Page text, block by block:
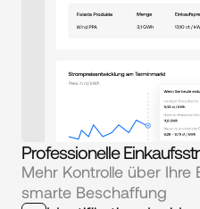
Professionelle
Mehr Kontrolle über Ihre
smarte Beschaffung